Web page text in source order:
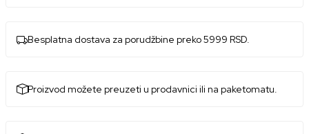
Besplatna dostava za porudžbine preko 5999 RSD.
Proizvod možete preuzeti u prodavnici ili na paketomatu.